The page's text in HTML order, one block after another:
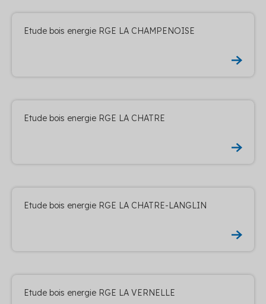
Etude bois energie RGE LA CHAMPENOISE
Etude bois energie RGE LA CHATRE
Etude bois energie RGE LA CHATRE-LANGLIN
Etude bois energie RGE LA VERNELLE